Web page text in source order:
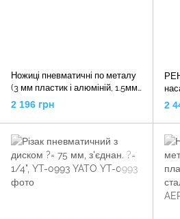
Ножиці пневматичні по металу
(3 мм пластик і алюміній, 1.5мм
сталь, 1800уд / хв), RP7610
AEROPRO
2 196 грн 2